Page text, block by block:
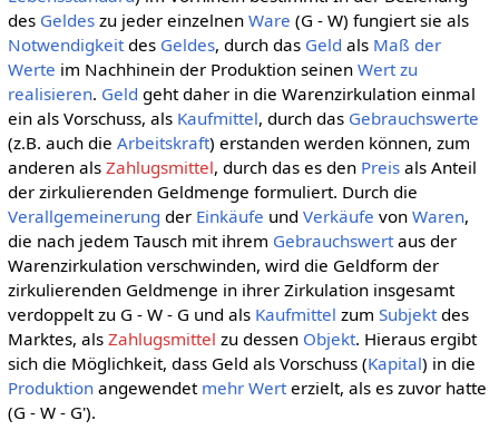
des Geldeszu jeder einzelnen Ware (G - W) fungiert sie als
Notwendigkeitdes Geldes, durch das Geld als Maß der
Werte im Nachhinein der Produktion seinen Wert zu
realisieren. Geld geht daher in die Warenzirkulation einmal
ein als Vorschuss, als Kaufmittel, durch das Gebrauchswerte
(z.B. auch die Arbeitskraft) erstanden werden können, zum
anderen als Zahlugsmittel, durch das es den Preisals Anteil
der zirkulierenden Geldmenge formuliert. Durch die
Verallgemeinerung der Einkäufe und Verkäufe von Waren,
die nach jedem Tausch mit ihrem Gebrauchswertaus der
Warenzirkulation verschwinden, wird die Geldform der
zirkulierenden Geldmenge in ihrer Zirkulation insgesamt
verdoppelt zu G - W - G und als Kaufmittel zum Subjektdes
Marktes, als Zahlugsmittel zu dessen Objekt. Hieraus ergibt
sich die Möglichkeit, dass Geld als Vorschuss (Kapital) in die
Produktionangewendet mehr Werterzielt, als es zuvor hatte
(G - W - G').